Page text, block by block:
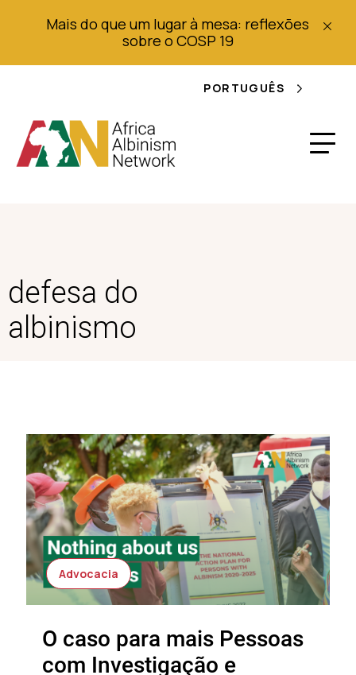
Mais do que um lugar à mesa: reflexões
sobre o COSP 19
PORTUGUÊS
defesa do
albinismo
Advocacia
O caso para mais Pessoas
com Investigação e